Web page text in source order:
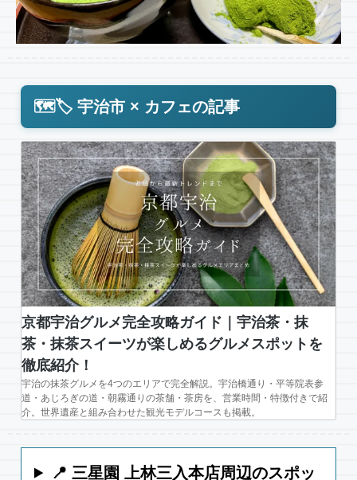
🗺️🏷️ 宇治市 × カフェの記事
京都宇治グルメ完全攻略ガイド｜宇治茶・抹
茶・抹茶スイーツが楽しめるグルメスポットを
徹底紹介！
宇治の抹茶グルメを4つのエリアで完全解説。宇治橋通り・平等院表参
道・あじろぎの道・朝霧通りの茶舗・茶房を、営業時間・特徴付きで紹
介。世界遺産と組み合わせた観光モデルコースも掲載。
📍 三星園 上林三入本店周辺のスポッ